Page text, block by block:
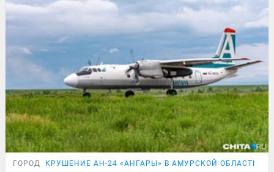
ГОРОД КРУШЕНИЕ АН-24 «АНГАРЫ» В АМУРСКОЙ ОБЛАСТИ